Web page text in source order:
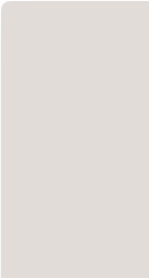
Lees meer over